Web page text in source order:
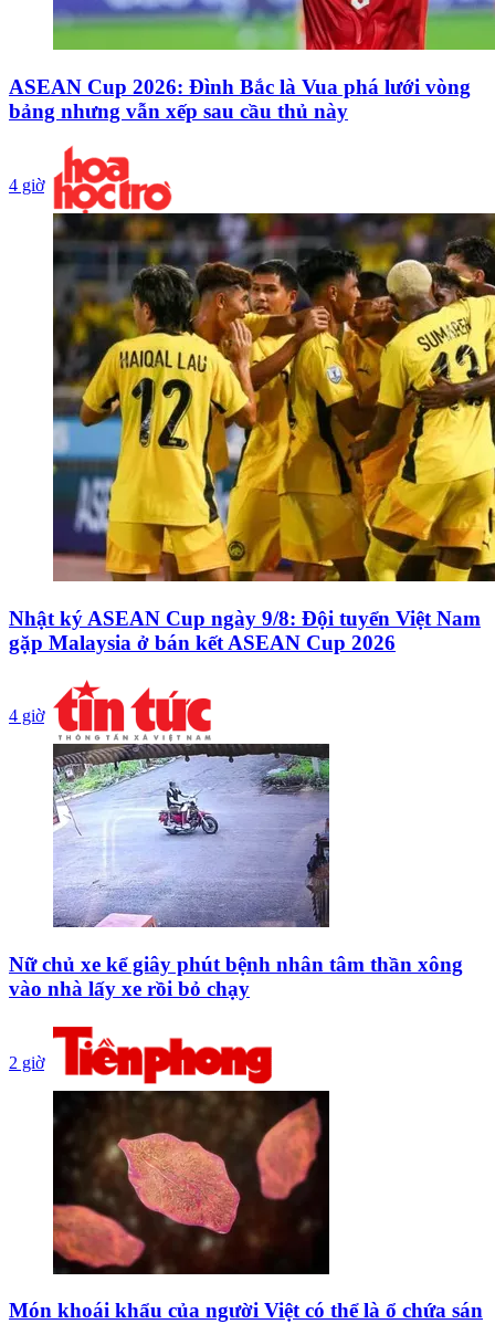
ASEAN Cup 2026: Đình Bắc là Vua phá lưới vòng
bảng nhưng vẫn xếp sau cầu thủ này
4 giờ
Nhật ký ASEAN Cup ngày 9/8: Đội tuyển Việt Nam
gặp Malaysia ở bán kết ASEAN Cup 2026
4 giờ
Nữ chủ xe kể giây phút bệnh nhân tâm thần xông
vào nhà lấy xe rồi bỏ chạy
2 giờ
Món khoái khẩu của người Việt có thể là ổ chứa sán